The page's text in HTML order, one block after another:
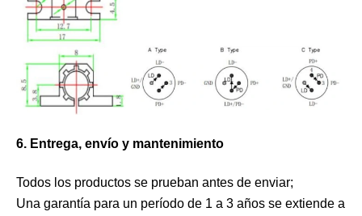
6. Entrega, envío y mantenimiento
Todos los productos se prueban antes de enviar;
Una garantía para un período de 1 a 3 años se extiende a